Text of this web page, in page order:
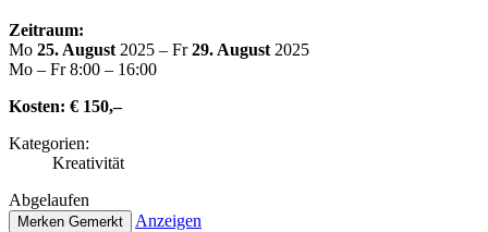
Zeitraum:
Mo 25. August 2025 – Fr29. August 2025
Mo – Fr 8:00 – 16:00
Kosten: € 150,–
Kate­go­rien:
Krea­ti­vi­tät
Abge­lau­fen
Merken Gemerkt
Anzeigen